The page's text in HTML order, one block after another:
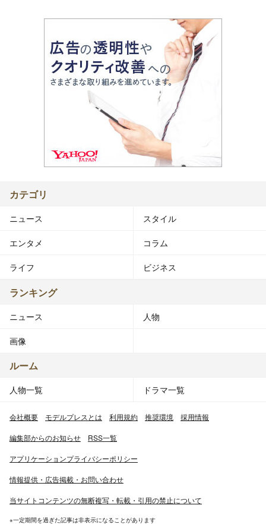
カテゴリ
ニュース スタイル
エンタメ コラム
ライフ ビジネス
ランキング
ニュース 人物
画像
ルーム
人物一覧 ドラマ一覧
会社概要 モデルプレスとは 利用規約 推奨環境 採用情報
編集部からのお知らせ RSS一覧
アプリケーションプライバシーポリシー
情報提供・広告掲載・お問い合わせ
当サイトコンテンツの無断複写・転載・引用の禁止について
※一定期間を過ぎた記事は非表示になることがあります